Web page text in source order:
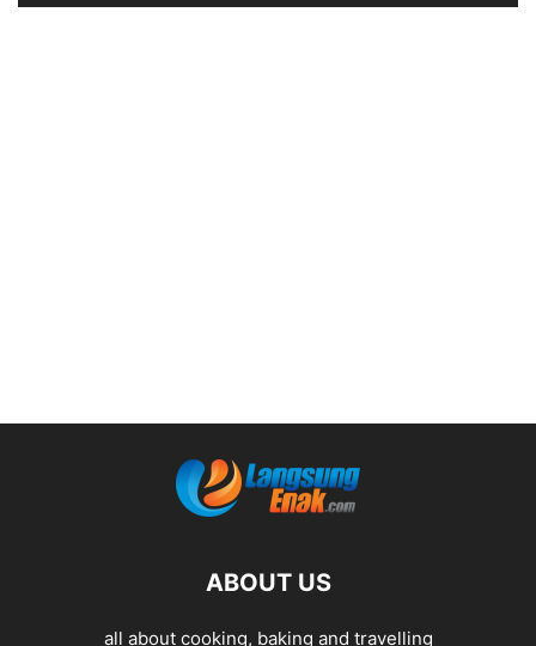
ABOUT US
all about cooking, baking and travelling